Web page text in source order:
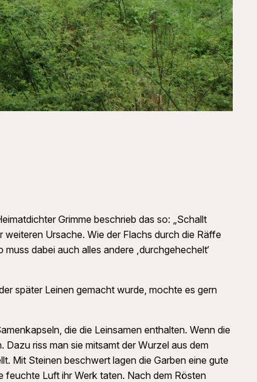
Grimme beschrieb das so: „Schallt
Ursache. Wie der Flachs durch die Räffe
dabei auch alles andere ‚durchgehechelt‘
später Leinen gemacht wurde, mochte es gern
die die Leinsamen enthalten. Wenn die
riss man sie mitsamt der Wurzel aus dem
Mit Steinen beschwert lagen die Garben eine gute
Luft ihr Werk taten. Nach dem Rösten